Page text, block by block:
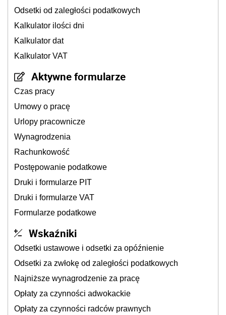
Odsetki od zaległości podatkowych
Kalkulator ilości dni
Kalkulator dat
Kalkulator VAT
Aktywne formularze
Czas pracy
Umowy o pracę
Urlopy pracownicze
Wynagrodzenia
Rachunkowość
Postępowanie podatkowe
Druki i formularze PIT
Druki i formularze VAT
Formularze podatkowe
Wskaźniki
Odsetki ustawowe i odsetki za opóźnienie
Odsetki za zwłokę od zaległości podatkowych
Najniższe wynagrodzenie za pracę
Opłaty za czynności adwokackie
Opłaty za czynności radców prawnych